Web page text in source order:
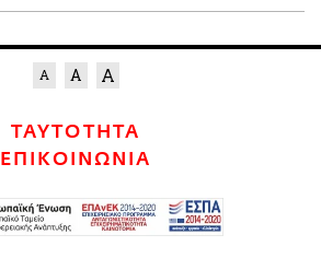
ΤΑΥΤΟΤΗΤΑ
ΕΠΙΚΟΙΝΩΝΙΑ